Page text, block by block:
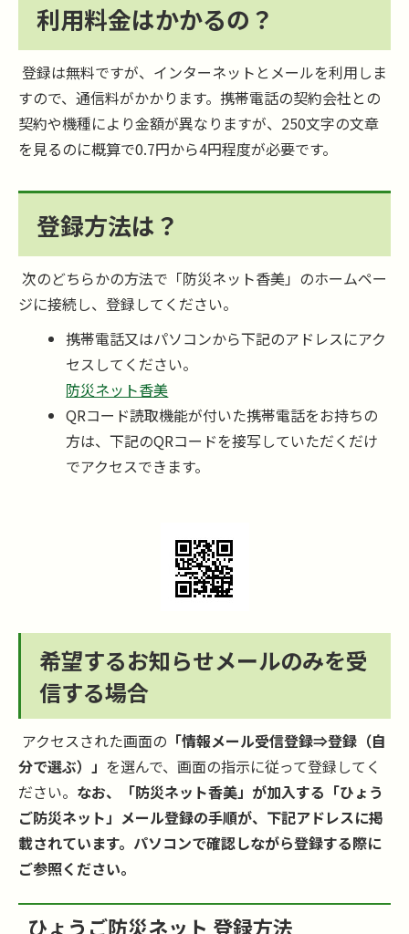
利用料金はかかるの？
登録は無料ですが、インターネットとメールを利用しま
すので、通信料がかかります。携帯電話の契約会社との
契約や機種により金額が異なりますが、250文字の文章
を見るのに概算で0.7円から4円程度が必要です。
登録方法は？
次のどちらかの方法で「防災ネット香美」のホームペー
ジに接続し、登録してください。
携帯電話又はパソコンから下記のアドレスにアク
セスしてください。
防災ネット香美
QRコード読取機能が付いた携帯電話をお持ちの
方は、下記のQRコードを接写していただくだけ
でアクセスできます。
希望するお知らせメールのみを受
信する場合
アクセスされた画面の 「情報メール受信登録⇒登録（自
分で選ぶ）」 を選んで、画面の指示に従って登録してく
ださい。 なお、「防災ネット香美」が加入する「ひょう
ご防災ネット」メール登録の手順が、下記アドレスに掲
載されています。パソコンで確認しながら登録する際に
ご参照ください。
ひょうご防災ネット 登録方法